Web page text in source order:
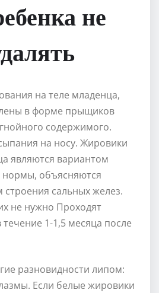
не
на теле младенца,
в форме прыщиков
содержимого.
на носу. Жировики
являются вариантом
нормы, объясняются
сальных желез.
не нужно Проходят
1-1,5 месяца после
разновидности липом:
Если белые жировики